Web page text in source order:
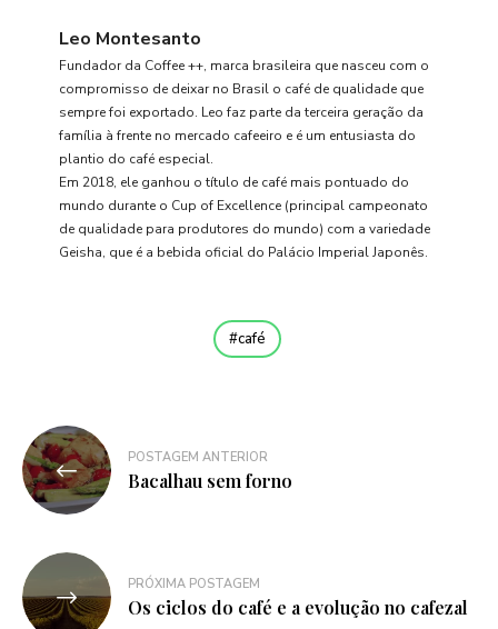
Leo Montesanto
Fundador da Coffee ++, marca brasileira que nasceu com o
compromisso de deixar no Brasil o café de qualidade que
sempre foi exportado. Leo faz parte da terceira geração da
família à frente no mercado cafeeiro e é um entusiasta do
plantio do café especial.
Em 2018, ele ganhou o título de café mais pontuado do
mundo durante o Cup of Excellence (principal campeonato
de qualidade para produtores do mundo) com a variedade
Geisha, que é a bebida oficial do Palácio Imperial Japonês.
café
Navegação
de
Post
POSTAGEM ANTERIOR
Bacalhau sem forno
PRÓXIMA POSTAGEM
Os ciclos do café e a evolução no cafezal